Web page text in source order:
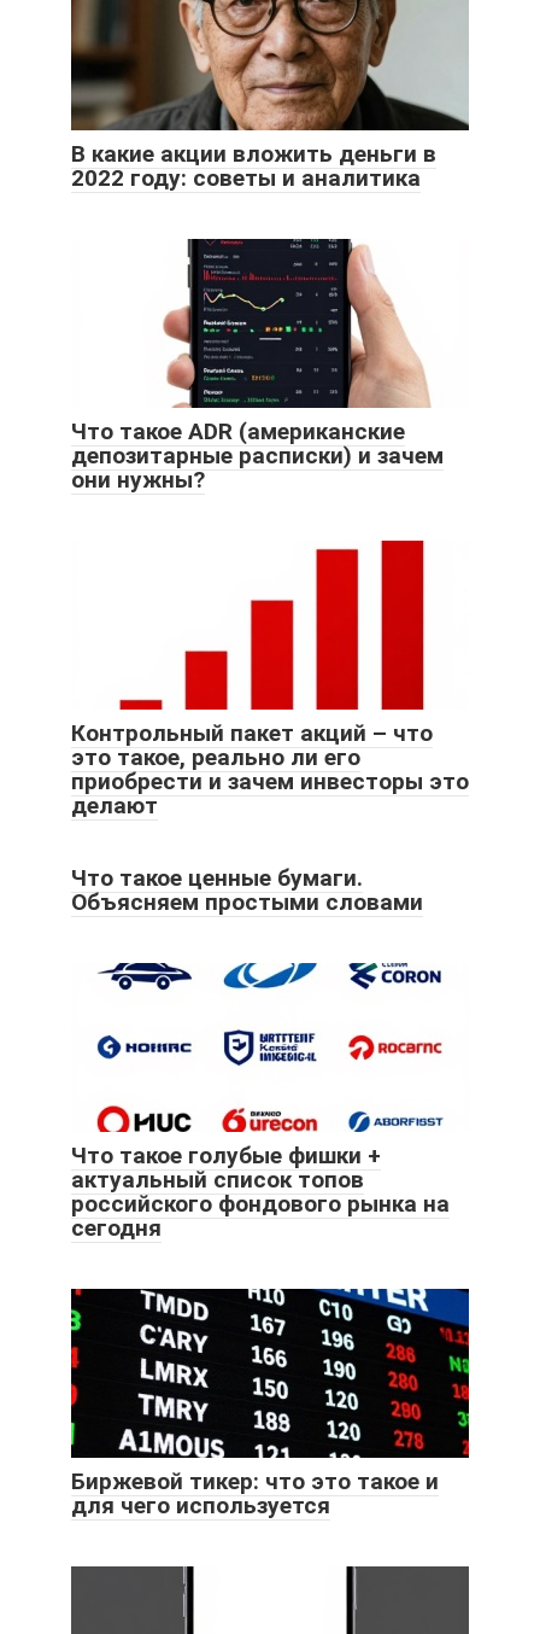
В какие акции вложить деньги в
2022 году: советы и аналитика
Что такое ADR (американские
депозитарные расписки) и зачем
они нужны?
Контрольный пакет акций – что
это такое, реально ли его
приобрести и зачем инвесторы это
делают
Что такое ценные бумаги.
Объясняем простыми словами
Что такое голубые фишки +
актуальный список топов
российского фондового рынка на
сегодня
Биржевой тикер: что это такое и
для чего используется